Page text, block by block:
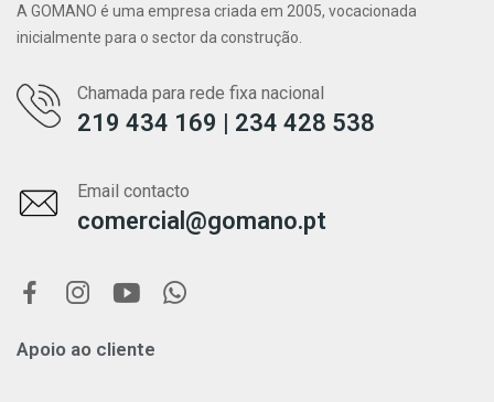
A GOMANO é uma empresa criada em 2005, vocacionada
inicialmente para o sector da construção.
Chamada para rede fixa nacional
219 434 169 | 234 428 538
Email contacto
comercial@gomano.pt
Apoio ao cliente